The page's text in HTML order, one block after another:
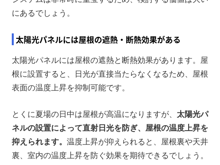
にあるでしょう。
太陽光パネルには屋根の遮熱・断熱効果がある
太陽光パネルには屋根の遮熱と断熱効果があります。屋
根に設置すると、日光が直接当たらなくなるため、屋根
表面の温度上昇を抑制可能です。
とくに夏場の日中は屋根が高温になりますが、 太陽光パ
ネルの設置によって直射日光を防ぎ、屋根の温度上昇を
抑えられます。 温度上昇が抑えられると、屋根裏や天井
裏、室内の温度上昇を防ぐ効果を期待できるでしょう。